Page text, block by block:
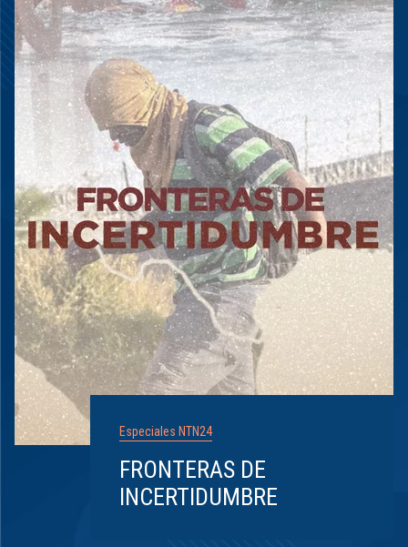
Especiales NTN24
FRONTERAS DE
INCERTIDUMBRE